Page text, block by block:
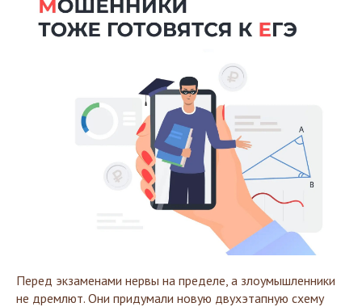
Перед экзаменами нервы на пределе, а злоумышленники
не дремлют. Они придумали новую двухэтапную схему